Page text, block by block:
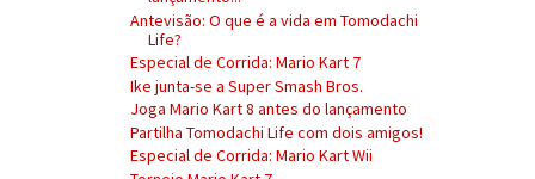
Antevisão: O que é a vida em Tomodachi
Life?
Especial de Corrida: Mario Kart 7
Ike junta-se a Super Smash Bros.
Joga Mario Kart 8 antes do lançamento
Partilha Tomodachi Life com dois amigos!
Especial de Corrida: Mario Kart Wii